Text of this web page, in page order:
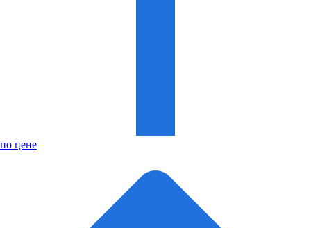
по цене